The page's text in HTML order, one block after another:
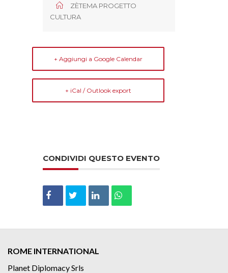
ZÈTEMA PROGETTO
CULTURA
+ Aggiungi a Google Calendar
+ iCal / Outlook export
CONDIVIDI QUESTO EVENTO
ROME INTERNATIONAL
Planet Diplomacy Srls